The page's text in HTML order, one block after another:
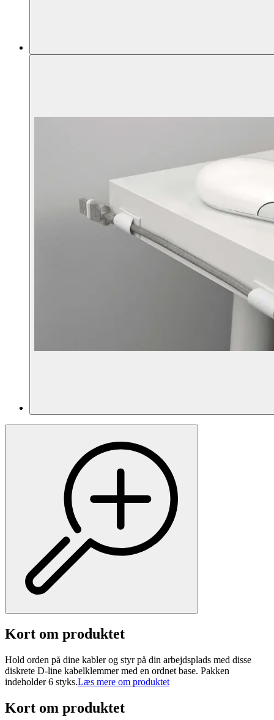
Kort om produktet
Hold orden på dine kabler og styr på din arbejdsplads med disse
diskrete D-line kabelklemmer med en ordnet base. Pakken
indeholder 6 styks.Læs mere om produktet
Kort om produktet